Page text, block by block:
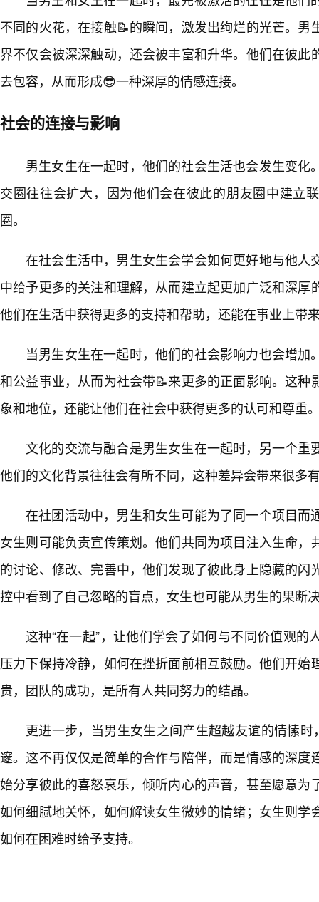
不同的火花，在接触📝的瞬间，激发出绚烂的光芒。男
界不仅会被深深触动，还会被丰富和升华。他们在彼此
去包容，从而形成😎一种深厚的情感连接。
社会的连接与影响
男生女生在一起时，他们的社会生活也会发生变化
交圈往往会扩大，因为他们会在彼此的朋友圈中建立
圈。
在社会生活中，男生女生会学会如何更好地与他人
中给予更多的关注和理解，从而建立起更加广泛和深厚
他们在生活中获得更多的支持和帮助，还能在事业上带
当男生女生在一起时，他们的社会影响力也会增加
和公益事业，从而为社会带📝来更多的正面影响。这种
象和地位，还能让他们在社会中获得更多的认可和尊重
文化的交流与融合是男生女生在一起时，另一个重
他们的文化背景往往会有所不同，这种差异会带来很多
在社团活动中，男生和女生可能为了同一个项目而
女生则可能负责宣传策划。他们共同为项目注入生命，
的讨论、修改、完善中，他们发现了彼此身上隐藏的闪
控中看到了自己忽略的盲点，女生也可能从男生的果断
这种“在一起”，让他们学会了如何与不同价值观的
压力下保持冷静，如何在挫折面前相互鼓励。他们开始
贵，团队的成功，是所有人共同努力的结晶。
更进一步，当男生女生之间产生超越友谊的情愫时
邃。这不再仅仅是简单的合作与陪伴，而是情感的深度
始分享彼此的喜怒哀乐，倾听内心的声音，甚至愿意为
如何细腻地关怀，如何解读女生微妙的情绪；女生则学
如何在困难时给予支持。